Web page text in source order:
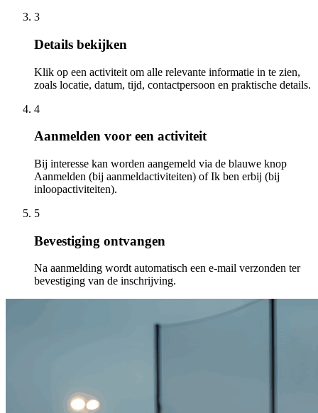
3
Details bekijken
Klik op een activiteit om alle relevante informatie in te zien,
zoals locatie, datum, tijd, contactpersoon en praktische details.
4
Aanmelden voor een activiteit
Bij interesse kan worden aangemeld via de blauwe knop
Aanmelden (bij aanmeldactiviteiten) of Ik ben erbij (bij
inloopactiviteiten).
5
Bevestiging ontvangen
Na aanmelding wordt automatisch een e-mail verzonden ter
bevestiging van de inschrijving.